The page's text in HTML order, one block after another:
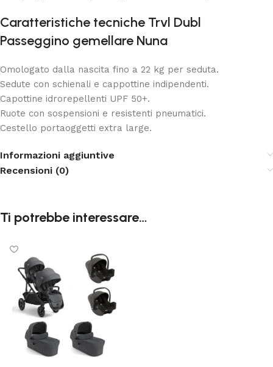
Caratteristiche tecniche Trvl Dubl
Passeggino gemellare Nuna
Omologato dalla nascita fino a 22 kg per seduta.
Sedute con schienali e cappottine indipendenti.
Capottine idrorepellenti UPF 50+.
Ruote con sospensioni e resistenti pneumatici.
Cestello portaoggetti extra large.
Informazioni aggiuntive
Recensioni (0)
Ti potrebbe interessare…